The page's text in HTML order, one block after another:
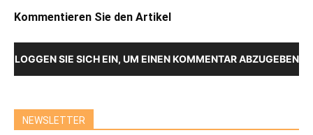
Kommentieren Sie den Artikel
LOGGEN SIE SICH EIN, UM EINEN KOMMENTAR ABZUGEBEN
NEWSLETTER